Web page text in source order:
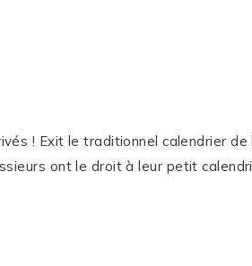
! Exit le traditionnel calendrier de
ont le droit à leur petit